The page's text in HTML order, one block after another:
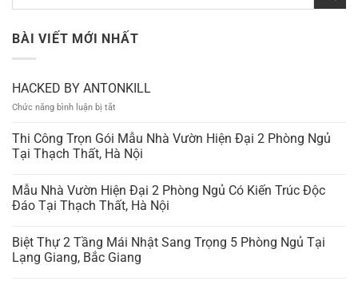
BÀI VIẾT MỚI NHẤT
HACKED BY ANTONKILL
Chức năng bình luận bị tắt
BY
ANTONKILL
Thi Công Trọn Gói Mẫu Nhà Vườn Hiện Đại 2 Phòng Ngủ
Tại Thạch Thất, Hà Nội
Mẫu Nhà Vườn Hiện Đại 2 Phòng Ngủ Có Kiến Trúc Độc
Đáo Tại Thạch Thất, Hà Nội
Biệt Thự 2 Tầng Mái Nhật Sang Trọng 5 Phòng Ngủ Tại
Lạng Giang, Bắc Giang